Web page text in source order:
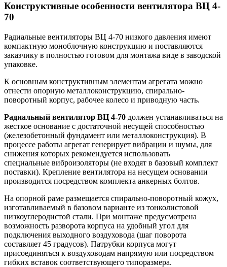
Конструктивные особенности вентилятора ВЦ 4-
70
Радиальные вентиляторы ВЦ 4-70 низкого давления имеют
компактную моноблочную конструкцию и поставляются
заказчику в полностью готовом для монтажа виде в заводской
упаковке.
К основным конструктивным элементам агрегата можно
отнести опорную металлоконструкцию, спирально-
поворотный корпус, рабочее колесо и приводную часть.
Радиальный вентилятор ВЦ 4-70 должен устанавливаться на
жесткое основание с достаточной несущей способностью
(железобетонный фундамент или металлоконструкция). В
процессе работы агрегат генерирует вибрации и шумы, для
снижения которых рекомендуется использовать
специальные виброизоляторы (не входят в базовый комплект
поставки). Крепление вентилятора на несущем основании
производится посредством комплекта анкерных болтов.
На опорной раме размещается спирально-поворотный кожух,
изготавливаемый в базовом варианте из тонколистовой
низкоуглеродистой стали. При монтаже предусмотрена
возможность разворота корпуса на удобный угол для
подключения выходного воздуховода (шаг поворота
составляет 45 градусов). Патрубки корпуса могут
присоединяться к воздуховодам напрямую или посредством
гибких вставок соответствующего типоразмера.